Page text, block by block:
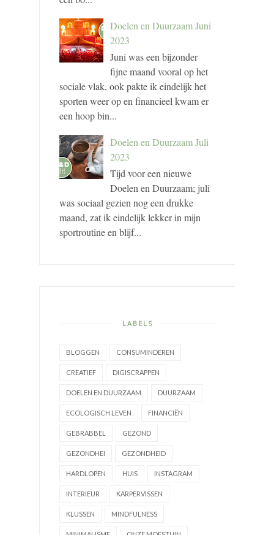
Doelen en Duurzaam Juni
2023
Juni was een bijzonder
fijne maand vooral op het
sociale vlak, ook pakte ik eindelijk het
sporten weer op en financieel kwam er
een hoop bin...
Doelen en Duurzaam Juli
2023
Tijd voor een nieuwe
Doelen en Duurzaam; juli
was sociaal gezien nog een drukke
maand, zat ik eindelijk lekker in mijn
sportroutine en blijf...
LABELS
BLOGGEN CONSUMINDEREN
CREATIEF DIGISCRAPPEN
DOELEN EN DUURZAAM DUURZAAM
ECOLOGISCH LEVEN FINANCIËN
GEBRABBEL GEZOND
GEZONDHEI GEZONDHEID
HARDLOPEN HUIS INSTAGRAM
INTERIEUR KARPERVISSEN
KLUSSEN MINDFULNESS